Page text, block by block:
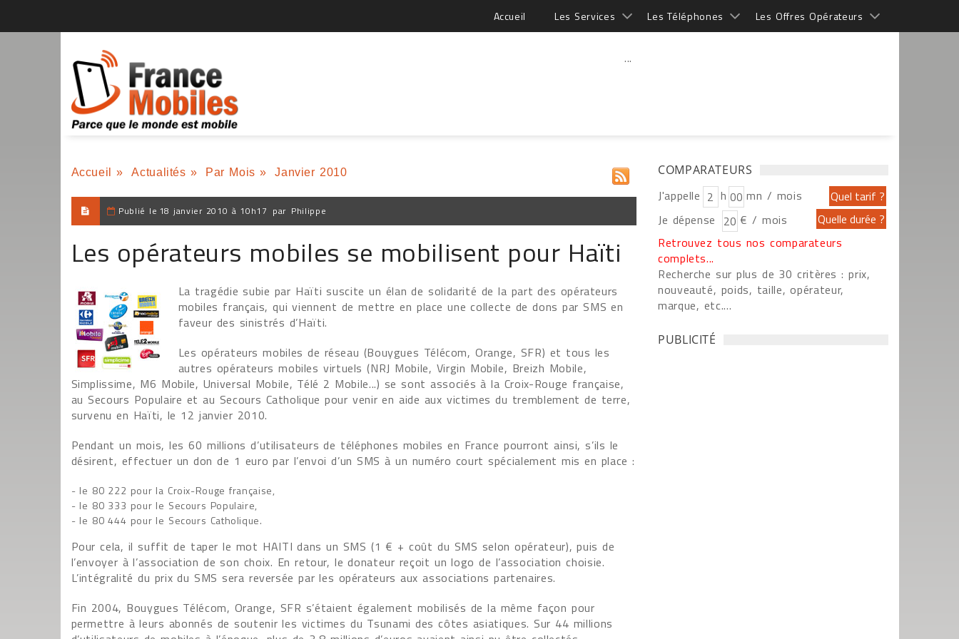
Accueil Les Services Les Téléphones Les Offres Opérateurs
...
Accueil » Actualités » Par Mois » Janvier 2010
Publié le 18 janvier 2010 à 10h17 par Philippe
Les opérateurs mobiles se mobilisent pour Haïti
La tragédie subie par Haïti suscite un élan de solidarité de la part des opérateurs
mobiles français, qui viennent de mettre en place une collecte de dons par SMS en
faveur des sinistrés d’Haïti.
Les opérateurs mobiles de réseau (Bouygues Télécom, Orange, SFR) et tous les
autres opérateurs mobiles virtuels (NRJ Mobile, Virgin Mobile, Breizh Mobile,
Simplissime, M6 Mobile, Universal Mobile, Télé 2 Mobile...) se sont associés à la Croix-Rouge française,
au Secours Populaire et au Secours Catholique pour venir en aide aux victimes du tremblement de terre,
survenu en Haïti, le 12 janvier 2010.
Pendant un mois, les 60 millions d’utilisateurs de téléphones mobiles en France pourront ainsi, s’ils le
désirent, effectuer un don de 1 euro par l’envoi d’un SMS à un numéro court spécialement mis en place :
- le 80 222 pour la Croix-Rouge française,
- le 80 333 pour le Secours Populaire,
- le 80 444 pour le Secours Catholique.
Pour cela, il suffit de taper le mot HAITI dans un SMS (1 € + coût du SMS selon opérateur), puis de
l’envoyer à l’association de son choix. En retour, le donateur reçoit un logo de l’association choisie.
L’intégralité du prix du SMS sera reversée par les opérateurs aux associations partenaires.
Fin 2004, Bouygues Télécom, Orange, SFR s’étaient également mobilisés de la même façon pour
permettre à leurs abonnés de soutenir les victimes du Tsunami des côtes asiatiques. Sur 44 millions
COMPARATEURS
J'appelle h
mn / mois
Je dépense
€ / mois
Retrouvez tous nos comparateurs
complets...
Recherche sur plus de 30 critères : prix,
nouveauté, poids, taille, opérateur,
marque, etc....
PUBLICITÉ